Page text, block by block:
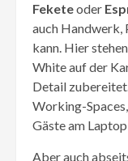
Feketeoder
auch Handwerk,
kann. Hier
White auf der
Detail
Working-
Gäste am
Aber auch